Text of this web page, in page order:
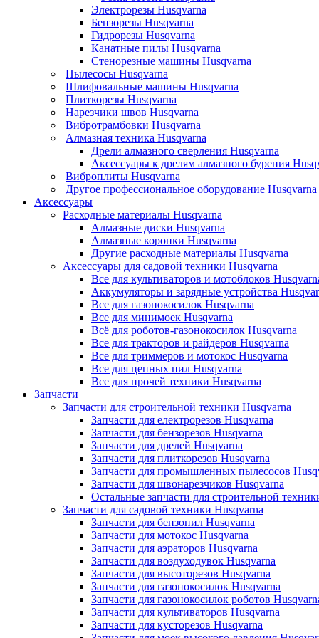
Электрорезы Husqvarna
Бензорезы Husqvarna
Гидрорезы Husqvarna
Канатные пилы Husqvarna
Стенорезные машины Husqvarna
Пылесосы Husqvarna
Шлифовальные машины Husqvarna
Плиткорезы Husqvarna
Нарезчики швов Husqvarna
Вибротрамбовки Husqvarna
Алмазная техника Husqvarna
Дрели алмазного сверления Husqvarna
Аксессуары к дрелям алмазного бурения
Виброплиты Husqvarna
Другое профессиональное оборудование Husqvarna
Аксессуары
Расходные материалы Husqvarna
Алмазные диски Husqvarna
Алмазные коронки Husqvarna
Другие расходные материалы Husqvarna
Аксессуары для садовой техники Husqvarna
Все для культиваторов и мотоблоков
Аккумуляторы и зарядные устройства
Все для газонокосилок Husqvarna
Все для минимоек Husqvarna
Всё для роботов-газонокосилок Husqvarna
Все для тракторов и райдеров Husqvarna
Все для триммеров и мотокос Husqvarna
Все для цепных пил Husqvarna
Все для прочей техники Husqvarna
Запчасти
Запчасти для строительной техники Husqvarna
Запчасти для електрорезов Husqvarna
Запчасти для бензорезов Husqvarna
Запчасти для дрелей Husqvarna
Запчасти для плиткорезов Husqvarna
Запчасти для промышленных пылесосов
Запчасти для швонарезчиков Husqvarna
Остальные запчасти для строительной
Запчасти для садовой техники Husqvarna
Запчасти для бензопил Husqvarna
Запчасти для мотокос Husqvarna
Запчасти для аэраторов Husqvarna
Запчасти для воздуходувок Husqvarna
Запчасти для высоторезов Husqvarna
Запчасти для газонокосилок Husqvarna
Запчасти для газонокосилок роботов
Запчасти для культиваторов Husqvarna
Запчасти для кусторезов Husqvarna